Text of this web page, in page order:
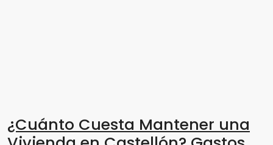
¿Cuánto Cuesta Mantener una